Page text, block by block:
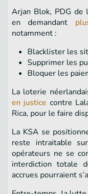
Arjan Blok, PDG de
en demandant
notamment :
Blacklister les
Supprimer les
Bloquer les
La loterie
en justice contre
Rica, pour le faire
La KSA se
reste intraitable
opérateurs ne se
interdiction totale
accrues pourraient